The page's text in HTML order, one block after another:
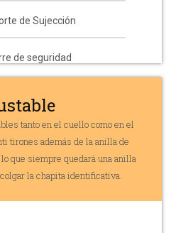
de Sujección
de seguridad
tanto en el cuello como en el
tirones además de la anilla de
que siempre quedará una anilla
la chapita identificativa.